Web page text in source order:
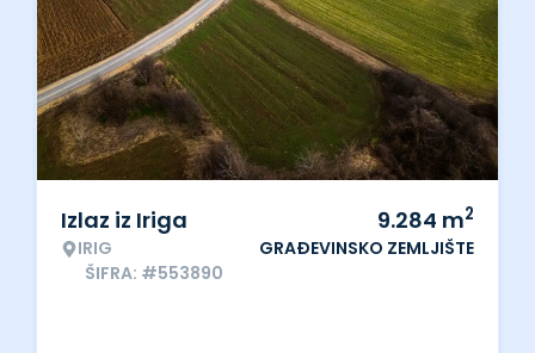
Izlaz iz Iriga
IRIG
ŠIFRA: #553890
9.284 m2
GRAĐEVINSKO ZEMLJIŠTE